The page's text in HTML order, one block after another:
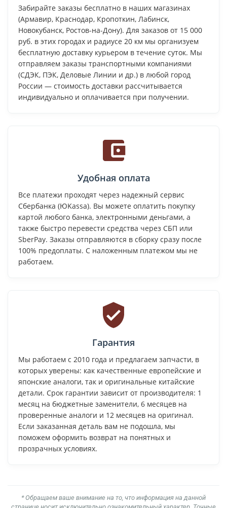
Забирайте заказы бесплатно в наших магазинах
(Армавир, Краснодар, Кропоткин, Лабинск,
Новокубанск, Ростов-на-Дону). Для заказов от 15 000
руб. в этих городах и радиусе 20 км мы организуем
бесплатную доставку курьером в течение суток. Мы
отправляем заказы транспортными компаниями
(СДЭК, ПЭК, Деловые Линии и др.) в любой город
России — стоимость доставки рассчитывается
индивидуально и оплачивается при получении.
Удобная оплата
Все платежи проходят через надежный сервис
Сбербанка (ЮKassa). Вы можете оплатить покупку
картой любого банка, электронными деньгами, а
также быстро перевести средства через СБП или
SberPay. Заказы отправляются в сборку сразу после
100% предоплаты. С наложенным платежом мы не
работаем.
Гарантия
Мы работаем с 2010 года и предлагаем запчасти, в
которых уверены: как качественные европейские и
японские аналоги, так и оригинальные китайские
детали. Срок гарантии зависит от производителя: 1
месяц на бюджетные заменители, 6 месяцев на
проверенные аналоги и 12 месяцев на оригинал.
Если заказанная деталь вам не подошла, мы
поможем оформить возврат на понятных и
прозрачных условиях.
* Обращаем ваше внимание на то, что информация на данной